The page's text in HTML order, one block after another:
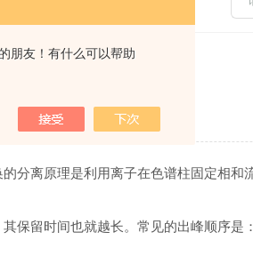
朋友！有什么可以帮助
系统可了解一下
14 点击次数：4490
分离原理是利用离子在色谱柱固定相和
留时间也就越长。常见的出峰顺序是